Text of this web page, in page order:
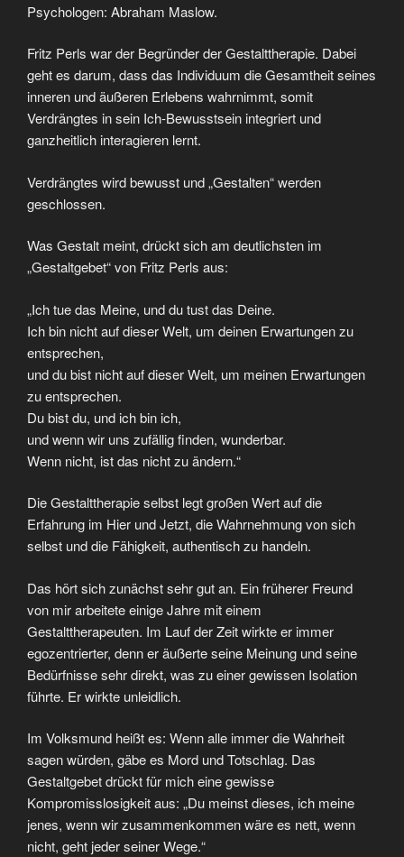
Psychologen: Abraham Maslow.
Fritz Perls war der Begründer der Gestalttherapie. Dabei
geht es darum, dass das Individuum die Gesamtheit seines
inneren und äußeren Erlebens wahrnimmt, somit
Verdrängtes in sein Ich-Bewusstsein integriert und
ganzheitlich interagieren lernt.
Verdrängtes wird bewusst und „Gestalten“ werden
geschlossen.
Was Gestalt meint, drückt sich am deutlichsten im
„Gestaltgebet“ von Fritz Perls aus:
„Ich tue das Meine, und du tust das Deine.
Ich bin nicht auf dieser Welt, um deinen Erwartungen zu
entsprechen,
und du bist nicht auf dieser Welt, um meinen Erwartungen
zu entsprechen.
Du bist du, und ich bin ich,
und wenn wir uns zufällig finden, wunderbar.
Wenn nicht, ist das nicht zu ändern.“
Die Gestalttherapie selbst legt großen Wert auf die
Erfahrung im Hier und Jetzt, die Wahrnehmung von sich
selbst und die Fähigkeit, authentisch zu handeln.
Das hört sich zunächst sehr gut an. Ein früherer Freund
von mir arbeitete einige Jahre mit einem
Gestalttherapeuten. Im Lauf der Zeit wirkte er immer
egozentrierter, denn er äußerte seine Meinung und seine
Bedürfnisse sehr direkt, was zu einer gewissen Isolation
führte. Er wirkte unleidlich.
Im Volksmund heißt es: Wenn alle immer die Wahrheit
sagen würden, gäbe es Mord und Totschlag. Das
Gestaltgebet drückt für mich eine gewisse
Kompromisslosigkeit aus: „Du meinst dieses, ich meine
jenes, wenn wir zusammenkommen wäre es nett, wenn
nicht, geht jeder seiner Wege.“